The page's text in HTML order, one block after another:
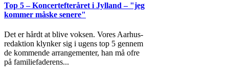
Top 5 – Koncertefteråret i Jylland – "jeg
kommer måske senere"
Det er hårdt at blive voksen. Vores Aarhus-
redaktion klynker sig i ugens top 5 gennem
de kommende arrangementer, han må ofre
på familiefaderens...